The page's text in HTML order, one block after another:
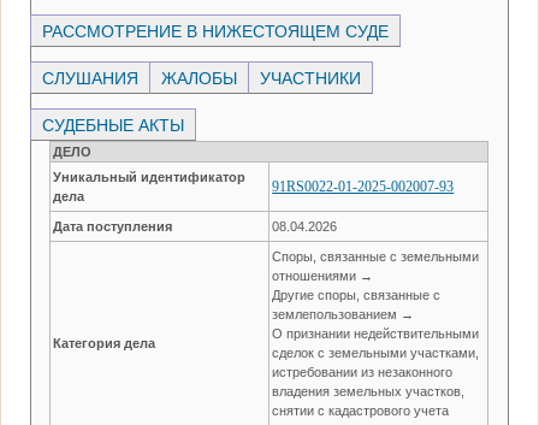
РАССМОТРЕНИЕ В НИЖЕСТОЯЩЕМ СУДЕ
СЛУШАНИЯ ЖАЛОБЫ УЧАСТНИКИ
СУДЕБНЫЕ АКТЫ
ДЕЛО
Уникальный идентификатор
дела
91RS0022-01-2025-002007-93
Дата поступления 08.04.2026
Категория дела
Споры, связанные с земельными
отношениями →
Другие споры, связанные с
землепользованием →
О признании недействительными
сделок с земельными участками,
истребовании из незаконного
владения земельных участков,
снятии с кадастрового учета